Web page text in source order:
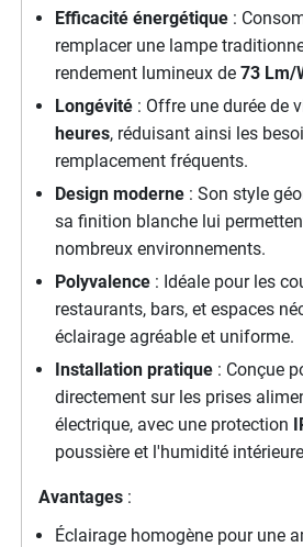
Efficacité énergétique:
remplacer une lampe
rendement lumineux de 73 Lm/
Longévité: Offre une durée de
heures, réduisant ainsi les
remplacement fréquents.
Design moderne: Son style
sa finition blanche lui
nombreux environnements.
Polyvalence: Idéale pour les
restaurants, bars, et espaces
éclairage agréable et uniforme.
Installation pratique: Conçue
directement sur les prises
électrique, avec une protection
poussière et l'humidité
Avantages:
Éclairage homogène pour une